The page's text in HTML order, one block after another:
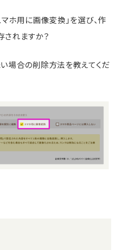
マホ用に画像変換」を選び、作
れますか？
場合の削除方法を教えてくだ